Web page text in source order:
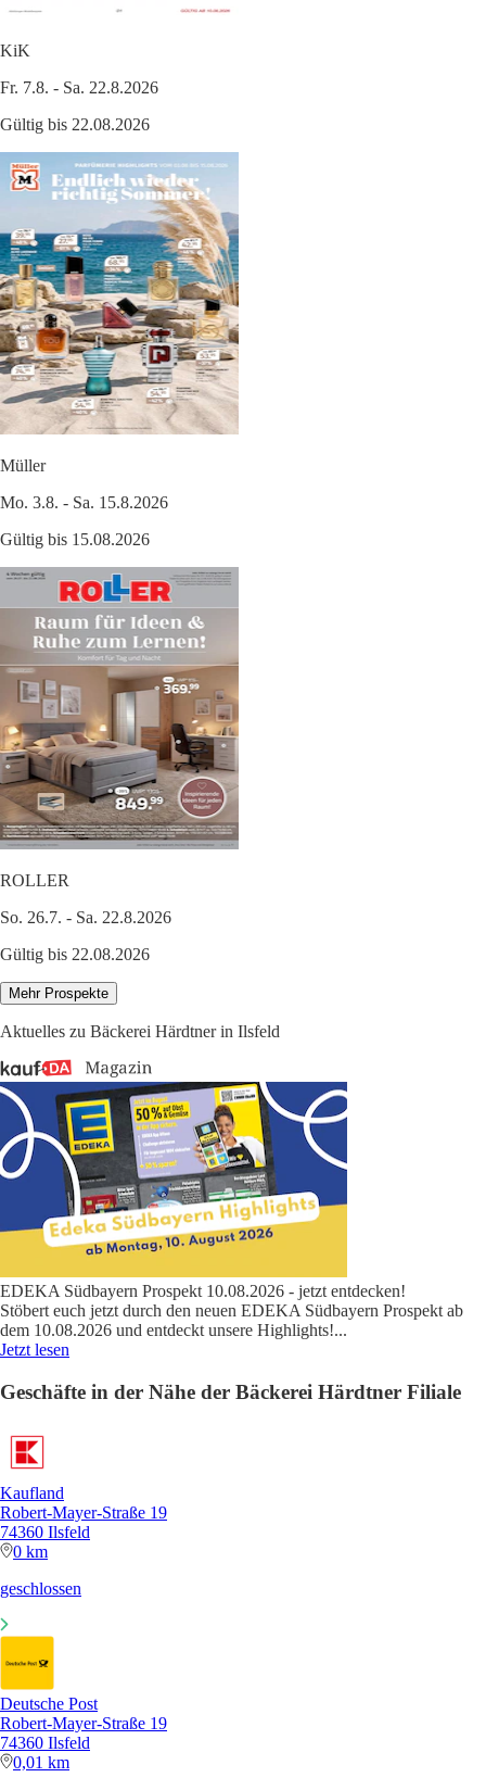
KiK
Fr. 7.8. - Sa. 22.8.2026
Gültig bis 22.08.2026
Müller
Mo. 3.8. - Sa. 15.8.2026
Gültig bis 15.08.2026
ROLLER
So. 26.7. - Sa. 22.8.2026
Gültig bis 22.08.2026
Mehr Prospekte
Aktuelles zu Bäckerei Härdtner in Ilsfeld
EDEKA Südbayern Prospekt 10.08.2026 - jetzt entdecken!
Stöbert euch jetzt durch den neuen EDEKA Südbayern Prospekt ab
dem 10.08.2026 und entdeckt unsere Highlights!...
Jetzt lesen
Geschäfte in der Nähe der Bäckerei Härdtner Filiale
Kaufland
Robert-Mayer-Straße 19
74360 Ilsfeld
0 km
geschlossen
Deutsche Post
Robert-Mayer-Straße 19
74360 Ilsfeld
0,01 km